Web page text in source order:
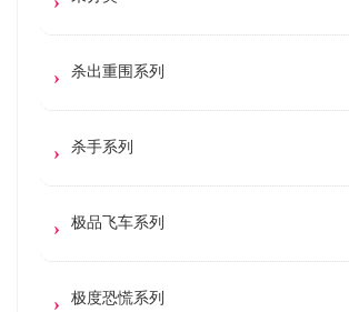
杀出重围系列
杀手系列
极品飞车系列
极度恐慌系列